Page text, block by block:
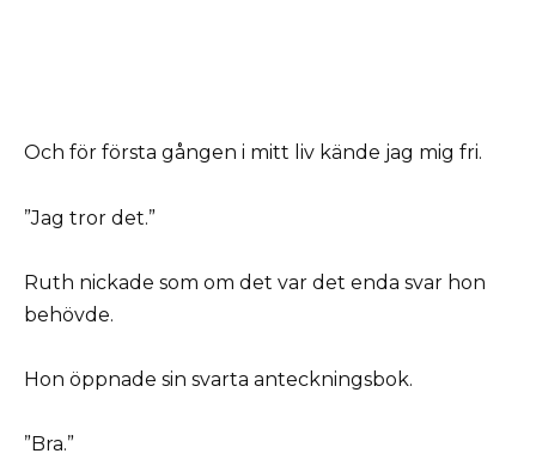
Och för första gången i mitt liv kände jag mig fri.
”Jag tror det.”
Ruth nickade som om det var det enda svar hon
behövde.
Hon öppnade sin svarta anteckningsbok.
”Bra.”